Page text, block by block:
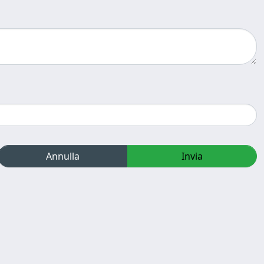
Annulla Invia